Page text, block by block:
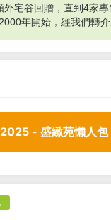
宅谷回贈，直到4家
年開始，經我們轉
- 盛緻苑懶人包